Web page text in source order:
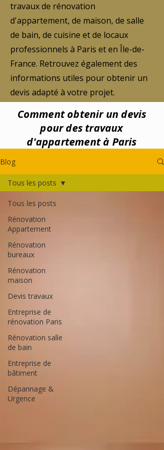
travaux de rénovation
d'appartement, de maison, de salle
de bain, de cuisine et de locaux
professionnels à Paris et en Île-de-
France. Retrouvez également des
informations utiles pour obtenir un
devis adapté à votre projet.
Comment obtenir un devis
pour des travaux
d'appartement à Paris
Blog
Tous les posts
Rénovation
Appartement
Rénovation
bureaux
Rénovation
maison
Devis travaux
Entreprise de
rénovation Paris
Rénovation salle
de bain
Entreprise de
bâtiment
Dépannage &
Urgence
Tous les posts